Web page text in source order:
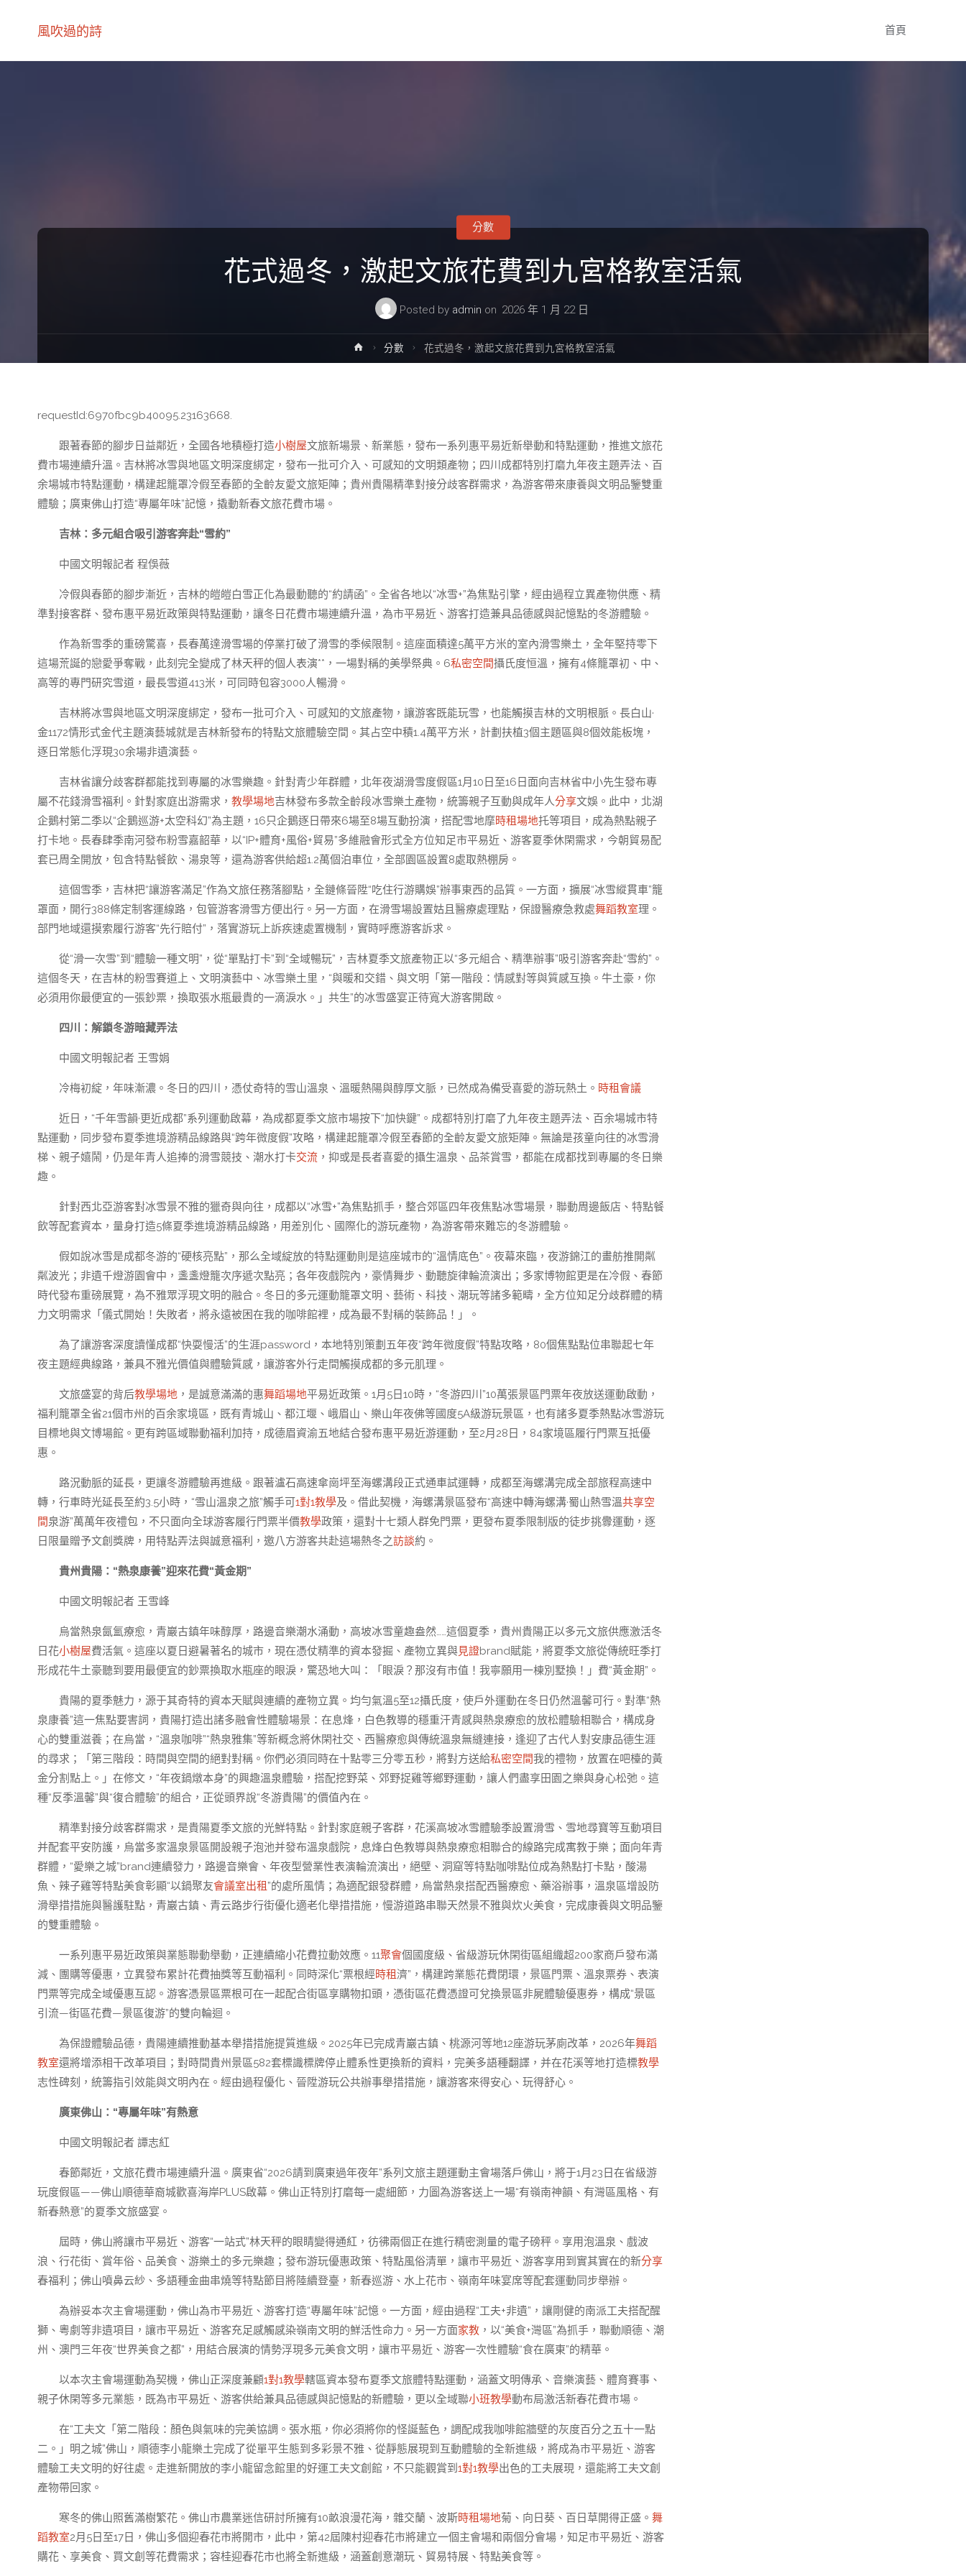
風吹過的詩 首頁
花式過冬，激起文旅花費到九宮格教室活氣
Posted by admin on 2026 年 1 月 22 日
分數
Home分數 花式過冬，激起文旅花費到九宮格教室活氣
requestId:6970fbc9b40095.23163668.
跟著春節的腳步日益鄰近，全國各地積極打造小樹屋文旅新場景、新業態，發布一系列惠平易近新舉動和特點運動，推進文旅花
費市場連續升溫。吉林將冰雪與地區文明深度綁定，發布一批可介入、可感知的文明類產物；四川成都特別打磨九年夜主題弄法、百
余場城市特點運動，構建起籠罩冷假至春節的全齡友愛文旅矩陣；貴州貴陽精準對接分歧客群需求，為游客帶來康養與文明品鑒雙重
體驗；廣東佛山打造“專屬年味”記憶，撬動新春文旅花費市場。
吉林：多元組合吸引游客奔赴“雪約”
中國文明報記者 程俁薇
冷假與春節的腳步漸近，吉林的皚皚白雪正化為最動聽的“約請函”。全省各地以“冰雪+”為焦點引擎，經由過程立異產物供應、精
準對接客群、發布惠平易近政策與特點運動，讓冬日花費市場連續升溫，為市平易近、游客打造兼具品德感與記憶點的冬游體驗。
作為新雪季的重磅驚喜，長春萬達滑雪場的停業打破了滑雪的季候限制。這座面積達5萬平方米的室內滑雪樂土，全年堅持零下
這場荒誕的戀愛爭奪戰，此刻完全變成了林天秤的個人表演**，一場對稱的美學祭典。6私密空間攝氏度恒溫，擁有4條籠罩初、中、
高等的專門研究雪道，最長雪道413米，可同時包容3000人暢滑。
吉林將冰雪與地區文明深度綁定，發布一批可介入、可感知的文旅產物，讓游客既能玩雪，也能觸摸吉林的文明根脈。長白山·
金1172情形式金代主題演藝城就是吉林新發布的特點文旅體驗空間。其占空中積1.4萬平方米，計劃扶植3個主題區與8個效能板塊，
逐日常態化浮現30余場非遺演藝。
吉林省讓分歧客群都能找到專屬的冰雪樂趣。針對青少年群體，北年夜湖滑雪度假區1月10日至16日面向吉林省中小先生發布專
屬不花錢滑雪福利。針對家庭出游需求， 教學場地吉林發布多款全齡段冰雪樂土產物，統籌親子互動與成年人分享文娛。此中，北湖
企鵝村第二季以“企鵝巡游+太空科幻”為主題，16只企鵝逐日帶來6場至8場互動扮演，搭配雪地摩時租場地托等項目，成為熱點親子
打卡地。長春肆季南河發布粉雪嘉韶華，以“IP+體育+風俗+貿易”多維融會形式全方位知足市平易近、游客夏季休閑需求，今朝貿易配
套已周全開放，包含特點餐飲、湯泉等，還為游客供給超1.2萬個泊車位，全部園區設置8處取熱棚房。
這個雪季，吉林把“讓游客滿足”作為文旅任務落腳點，全鏈條晉陞“吃住行游購娛”辦事東西的品質。一方面，擴展“冰雪縱貫車”籠
罩面，開行388條定制客運線路，包管游客滑雪方便出行。另一方面，在滑雪場設置姑且醫療處理點，保證醫療急救處舞蹈教室理。
部門地域還摸索履行游客“先行賠付”，落實游玩上訴疾速處置機制，實時呼應游客訴求。
從“滑一次雪”到“體驗一種文明”，從“單點打卡”到“全域暢玩”，吉林夏季文旅產物正以“多元組合、精準辦事”吸引游客奔赴“雪約”。
這個冬天，在吉林的粉雪賽道上、文明演藝中、冰雪樂土里，“與暖和交錯、與文明「第一階段：情感對等與質感互換。牛土豪，你
必須用你最便宜的一張鈔票，換取張水瓶最貴的一滴淚水。」共生”的冰雪盛宴正待寬大游客開啟。
四川：解鎖冬游暗藏弄法
中國文明報記者 王雪娟
冷梅初綻，年味漸濃。冬日的四川，憑仗奇特的雪山溫泉、溫暖熱陽與醇厚文脈，已然成為備受喜愛的游玩熱土。 時租會議
近日，“千年雪韻·更近成都”系列運動啟幕，為成都夏季文旅市場按下“加快鍵”。成都特別打磨了九年夜主題弄法、百余場城市特
點運動，同步發布夏季進境游精品線路與“跨年微度假”攻略，構建起籠罩冷假至春節的全齡友愛文旅矩陣。無論是孩童向往的冰雪滑
梯、親子嬉鬧，仍是年青人追捧的滑雪競技、潮水打卡交流 ，抑或是長者喜愛的攝生溫泉、品茶賞雪，都能在成都找到專屬的冬日樂
趣。
針對西北亞游客對冰雪景不雅的獵奇與向往，成都以“冰雪+”為焦點抓手，整合郊區四年夜焦點冰雪場景，聯動周邊飯店、特點餐
飲等配套資本，量身打造5條夏季進境游精品線路，用差別化、國際化的游玩產物，為游客帶來難忘的冬游體驗。
假如說冰雪是成都冬游的“硬核亮點”，那么全域綻放的特點運動則是這座城市的“溫情底色”。夜幕來臨，夜游錦江的畫舫推開粼
粼波光；非遺千燈游園會中，盞盞燈籠次序遞次點亮；各年夜戲院內，豪情舞步、動聽旋律輪流演出；多家博物館更是在冷假、春節
時代發布重磅展覽，為不雅眾浮現文明的融合。冬日的多元運動籠罩文明、藝術、科技、潮玩等諸多範疇，全方位知足分歧群體的精
力文明需求「儀式開始！失敗者，將永遠被困在我的咖啡館裡，成為最不對稱的裝飾品！」。
為了讓游客深度讀懂成都“快耍慢活”的生涯password，本地特別策劃五年夜“跨年微度假”特點攻略，80個焦點點位串聯起七年
夜主題經典線路，兼具不雅光價值與體驗質感，讓游客外行走間觸摸成都的多元肌理。
文旅盛宴的背后教學場地 ，是誠意滿滿的惠舞蹈場地平易近政策。1月5日10時，“冬游四川”10萬張景區門票年夜放送運動啟動，
福利籠罩全省21個市州的百余家境區，既有青城山、都江堰、峨眉山、樂山年夜佛等國度5A級游玩景區，也有諸多夏季熱點冰雪游玩
目標地與文博場館。更有跨區域聯動福利加持，成德眉資渝五地結合發布惠平易近游運動，至2月28日，84家境區履行門票互抵優
惠。
路況動脈的延長，更讓冬游體驗再進級。跟著瀘石高速傘崗坪至海螺溝段正式通車試運轉，成都至海螺溝完成全部旅程高速中
轉，行車時光延長至約3.5小時，“雪山溫泉之旅”觸手可1對1教學及。借此契機，海螺溝景區發布“高速中轉海螺溝·蜀山熱雪溫共享空
間泉游”萬萬年夜禮包，不只面向全球游客履行門票半價教學政策，還對十七類人群免門票，更發布夏季限制版的徒步挑釁運動，逐
日限量贈予文創獎牌，用特點弄法與誠意福利，邀八方游客共赴這場熱冬之訪談約。
貴州貴陽：“熱泉康養”迎來花費“黃金期”
中國文明報記者 王雪峰
烏當熱泉氤氳療愈，青巖古鎮年味醇厚，路邊音樂潮水涌動，高坡冰雪童趣盎然……這個夏季，貴州貴陽正以多元文旅供應激活冬
日花小樹屋費活氣。這座以夏日避暑著名的城市，現在憑仗精準的資本發掘、產物立異與見證brand賦能，將夏季文旅從傳統旺季打
形成花牛土豪聽到要用最便宜的鈔票換取水瓶座的眼淚，驚恐地大叫：「眼淚？那沒有市值！我寧願用一棟別墅換！」費“黃金期”。
貴陽的夏季魅力，源于其奇特的資本天賦與連續的產物立異。均勻氣溫5至12攝氏度，使戶外運動在冬日仍然溫馨可行。對準“熱
泉康養”這一焦點要害詞，貴陽打造出諸多融會性體驗場景：在息烽，白色教導的穩重汗青感與熱泉療愈的放松體驗相聯合，構成身
心的雙重滋養；在烏當，“溫泉咖啡”“熱泉雅集”等新概念將休閑社交、西醫療愈與傳統溫泉無縫連接，逢迎了古代人對安康品德生涯
的尋求；「第三階段：時間與空間的絕對對稱。你們必須同時在十點零三分零五秒，將對方送給私密空間我的禮物，放置在吧檯的黃
金分割點上。」在修文，“年夜鍋燉本身”的興趣溫泉體驗，搭配挖野菜、郊野捉雞等鄉野運動，讓人們盡享田園之樂與身心松弛。這
種“反季溫馨”與“復合體驗”的組合，正從頭界說“冬游貴陽”的價值內在。
精準對接分歧客群需求，是貴陽夏季文旅的光鮮特點。針對家庭親子客群，花溪高坡冰雪體驗季設置滑雪、雪地尋寶等互動項目
并配套平安防護，烏當多家溫泉景區開設親子泡池并發布溫泉戲院，息烽白色教導與熱泉療愈相聯合的線路完成寓教于樂；面向年青
群體，“愛樂之城”brand連續發力，路邊音樂會、年夜型營業性表演輪流演出，絕壁、洞窟等特點咖啡點位成為熱點打卡點，酸湯
魚、辣子雞等特點美食彰顯“以鍋聚友會議室出租 ”的處所風情；為適配銀發群體，烏當熱泉搭配西醫療愈、藥浴辦事，溫泉區增設防
滑舉措措施與醫護駐點，青巖古鎮、青云路步行街優化適老化舉措措施，慢游道路串聯天然景不雅與炊火美食，完成康養與文明品鑒
的雙重體驗。
一系列惠平易近政策與業態聯動舉動，正連續縮小花費拉動效應。11聚會個國度級、省級游玩休閑街區組織超200家商戶發布滿
減、團購等優惠，立異發布累計花費抽獎等互動福利。同時深化“票根經時租濟”，構建跨業態花費閉環，景區門票、溫泉票券、表演
門票等完成全域優惠互認。游客憑景區票根可在一起配合街區享購物扣頭，憑街區花費憑證可兌換景區非屍體驗優惠券，構成“景區
引流—街區花費—景區復游”的雙向輪迴。
為保證體驗品德，貴陽連續推動基本舉措措施提質進級。2025年已完成青巖古鎮、桃源河等地12座游玩茅廁改革，2026年舞蹈
教室還將增添相干改革項目；對時間貴州景區582套標識標牌停止體系性更換新的資料，完美多語種翻譯，并在花溪等地打造標教學
志性碑刻，統籌指引效能與文明內在。經由過程優化、晉陞游玩公共辦事舉措措施，讓游客來得安心、玩得舒心。
廣東佛山：“專屬年味”有熱意
中國文明報記者 譚志紅
春節鄰近，文旅花費市場連續升溫。廣東省“2026請到廣東過年夜年”系列文旅主題運動主會場落戶佛山，將于1月23日在省級游
玩度假區——佛山順德華裔城歡喜海岸PLUS啟幕。佛山正特別打磨每一處細節，力圖為游客送上一場“有嶺南神韻、有灣區風格、有
新春熱意”的夏季文旅盛宴。
屆時，佛山將讓市平易近、游客“一站式”林天秤的眼睛變得通紅，彷彿兩個正在進行精密測量的電子磅秤。享用泡溫泉、戲波
浪、行花街、賞年俗、品美食、游樂土的多元樂趣；發布游玩優惠政策、特點風俗清單，讓市平易近、游客享用到實其實在的新分享
春福利；佛山噴鼻云紗、多語種金曲串燒等特點節目將陸續登臺，新春巡游、水上花市、嶺南年味宴席等配套運動同步舉辦。
為辦妥本次主會場運動，佛山為市平易近、游客打造“專屬年味”記憶。一方面，經由過程“工夫+非遺”，讓剛健的南派工夫搭配醒
獅、粵劇等非遺項目，讓市平易近、游客充足感觸感染嶺南文明的鮮活性命力。另一方面家教 ，以“美食+灣區”為抓手，聯動順德、潮
州、澳門三年夜“世界美食之都”，用結合展演的情勢浮現多元美食文明，讓市平易近、游客一次性體驗“食在廣東”的精華。
以本次主會場運動為契機，佛山正深度兼顧1對1教學轄區資本發布夏季文旅體特點運動，涵蓋文明傳承、音樂演藝、體育賽事、
親子休閑等多元業態，既為市平易近、游客供給兼具品德感與記憶點的新體驗，更以全域聯小班教學動布局激活新春花費市場。
在“工夫文「第二階段：顏色與氣味的完美協調。張水瓶，你必須將你的怪誕藍色，調配成我咖啡館牆壁的灰度百分之五十一點
二。」明之城”佛山，順德李小龍樂土完成了從單平生態到多彩景不雅、從靜態展現到互動體驗的全新進級，將成為市平易近、游客
體驗工夫文明的好往處。走進新開放的李小龍留念館里的好運工夫文創館，不只能觀賞到 1對1教學出色的工夫展現，還能將工夫文創
產物帶回家。
寒冬的佛山照舊滿樹繁花。佛山市農業迷信研討所擁有10畝浪漫花海，雜交蘭、波斯時租場地菊、向日葵、百日草開得正盛。 舞
蹈教室2月5日至17日，佛山多個迎春花市將開市，此中，第42屆陳村迎春花市將建立一個主會場和兩個分會場，知足市平易近、游客
購花、享美食、買文創等花費需求；容桂迎春花市也將全新進級，涵蓋創意潮玩、貿易特展、特點美食等。